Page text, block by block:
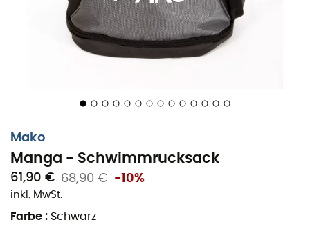
Mako
Manga - Schwimmrucksack
61,90 € 68,90 € -10%
inkl. MwSt.
Farbe : Schwarz